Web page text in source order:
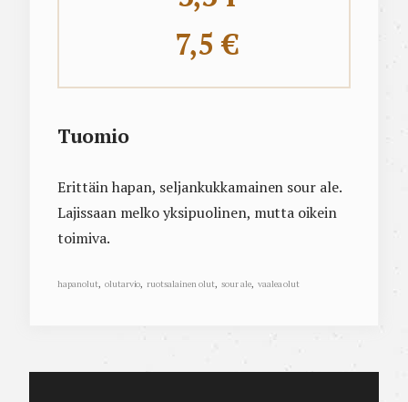
7,5 €
Tuomio
Erittäin hapan, seljankukkamainen sour ale.
Lajissaan melko yksipuolinen, mutta oikein
toimiva.
hapanolut, olutarvio, ruotsalainen olut, sour ale, vaalea olut